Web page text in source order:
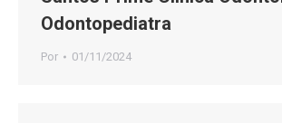
Odontopediatra
Por 01/11/2024